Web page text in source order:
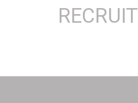
RECRUIT